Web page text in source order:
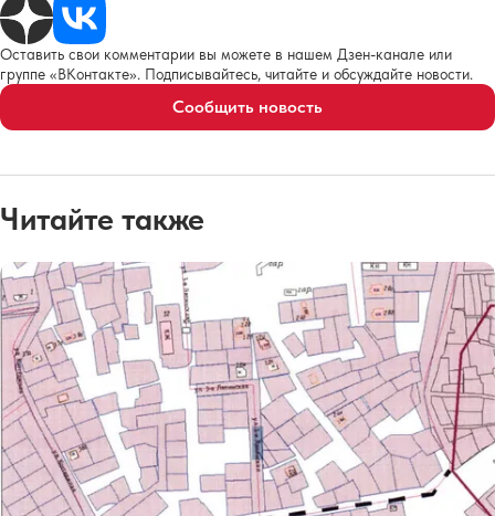
Оставить свои комментарии вы можете в нашем Дзен-канале или
группе «ВКонтакте». Подписывайтесь, читайте и обсуждайте новости.
Сообщить новость
Читайте также